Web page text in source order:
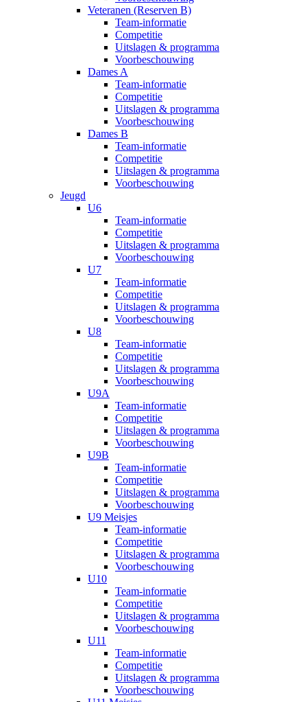
Veteranen (Reserven B)
Team-informatie
Competitie
Uitslagen & programma
Voorbeschouwing
Dames A
Team-informatie
Competitie
Uitslagen & programma
Voorbeschouwing
Dames B
Team-informatie
Competitie
Uitslagen & programma
Voorbeschouwing
Jeugd
U6
Team-informatie
Competitie
Uitslagen & programma
Voorbeschouwing
U7
Team-informatie
Competitie
Uitslagen & programma
Voorbeschouwing
U8
Team-informatie
Competitie
Uitslagen & programma
Voorbeschouwing
U9A
Team-informatie
Competitie
Uitslagen & programma
Voorbeschouwing
U9B
Team-informatie
Competitie
Uitslagen & programma
Voorbeschouwing
U9 Meisjes
Team-informatie
Competitie
Uitslagen & programma
Voorbeschouwing
U10
Team-informatie
Competitie
Uitslagen & programma
Voorbeschouwing
U11
Team-informatie
Competitie
Uitslagen & programma
Voorbeschouwing